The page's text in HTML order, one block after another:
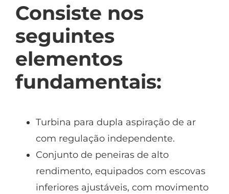
Consiste nos
seguintes
elementos
fundamentais:
Turbina para dupla aspiração de ar
com regulação independente.
Conjunto de peneiras de alto
rendimento, equipados com escovas
inferiores ajustáveis, com movimento